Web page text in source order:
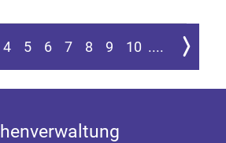
4 5 6 7 8 9 10 .... Zur